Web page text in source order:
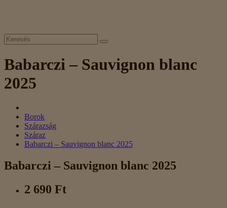
Babarczi – Sauvignon blanc
2025
Borok
Szárazság
Száraz
Babarczi – Sauvignon blanc 2025
Babarczi – Sauvignon blanc 2025
2 690 Ft